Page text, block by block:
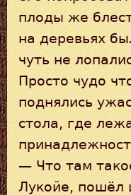
плоды же
на деревьях
чуть не
Просто чудо
поднялись
стола, где
— Что там
Лукойе, пошёл